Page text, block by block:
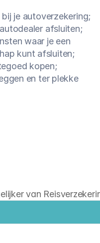
je autoverzekering;
afsluiten;
waar je een
kunt afsluiten;
kopen;
en ter plekke
van